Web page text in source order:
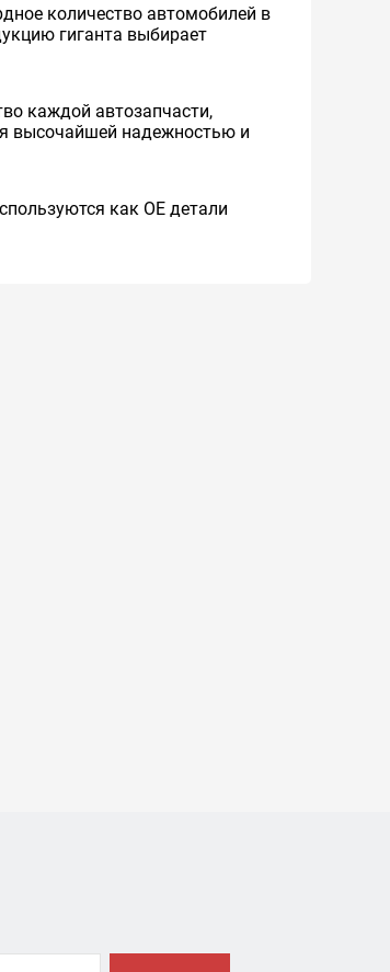
количество автомобилей в
гиганта выбирает
каждой автозапчасти,
высочайшей надежностью и
как ОЕ детали